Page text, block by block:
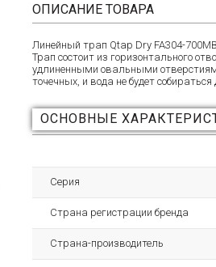
ОПИСАНИЕ ТОВАРА
Линейный трап Qtap Dry FA304-
Трап состоит из горизонтального
удлиненными овальными
точечных, и вода не будет
ОСНОВНЫЕ
Серия
Страна регистрации бренда
Страна-производитель